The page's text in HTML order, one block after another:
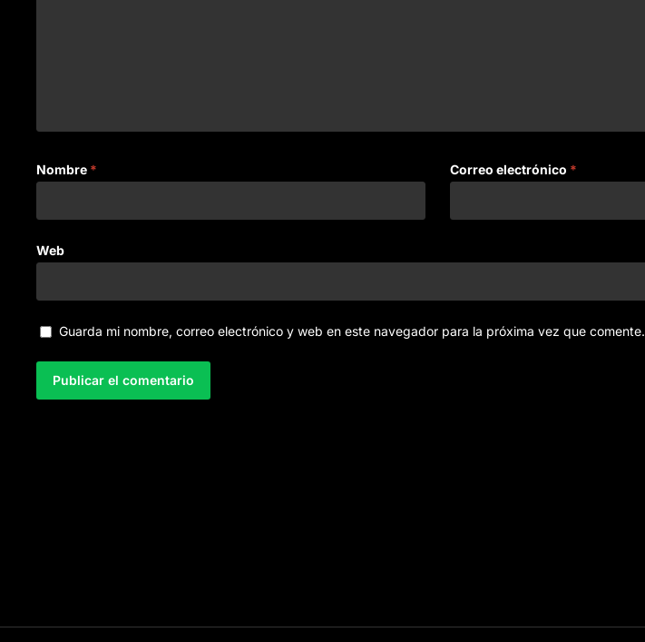
Nombre * Correo electrónico *
Web
Guarda mi nombre, correo electrónico y web en este navegador para la próxima vez que comente.